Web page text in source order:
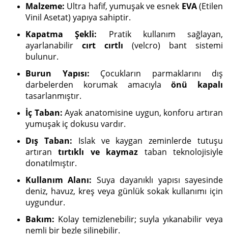
Malzeme: Ultra hafif, yumuşak ve esnek EVA(Etilen
Vinil Asetat) yapıya sahiptir.
Kapatma Şekli: Pratik kullanım sağlayan,
ayarlanabilir cırt cırtlı (velcro) bant sistemi
bulunur.
Burun Yapısı: Çocukların parmaklarını dış
darbelerden korumak amacıylaönü kapalı
tasarlanmıştır.
İç Taban: Ayak anatomisine uygun, konforu artıran
yumuşak iç dokusu vardır.
Dış Taban: Islak ve kaygan zeminlerde tutuşu
artırantırtıklı ve kaymaz taban teknolojisiyle
donatılmıştır.
Kullanım Alanı: Suya dayanıklı yapısı sayesinde
deniz, havuz, kreş veya günlük sokak kullanımı için
uygundur.
Bakım: Kolay temizlenebilir; suyla yıkanabilir veya
nemli bir bezle silinebilir.